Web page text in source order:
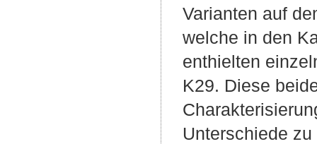
Varianten auf
welche in den
enthielten
K29. Diese
Unterschiede